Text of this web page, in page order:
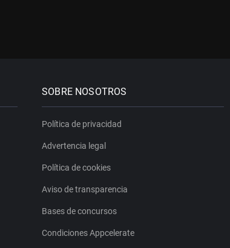
SOBRE NOSOTROS
Política de privacidad
Advertencia legal
Política de cookies
Aviso de transparencia
Bases de concursos
Condiciones Appcelerate